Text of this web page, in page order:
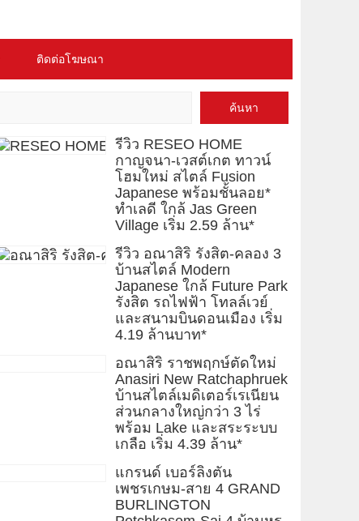
ติดต่อโฆษณา
ค้นหา
รีวิว RESEO HOME
กาญจนา-เวสต์เกต ทาวน์
โฮมใหม่ สไตล์ Fusion
Japanese พร้อมชั้นลอย*
ทำเลดี ใกล้ Jas Green
Village เริ่ม 2.59 ล้าน*
รีวิว อณาสิริ รังสิต-คลอง 3
บ้านสไตล์ Modern
Japanese ใกล้ Future Park
รังสิต รถไฟฟ้า โทลล์เวย์
และสนามบินดอนเมือง เริ่ม
4.19 ล้านบาท*
อณาสิริ ราชพฤกษ์ตัดใหม่
Anasiri New Ratchaphruek
บ้านสไตล์เมดิเตอร์เรเนียน
ส่วนกลางใหญ่กว่า 3 ไร่
พร้อม Lake และสระระบบ
เกลือ เริ่ม 4.39 ล้าน*
แกรนด์ เบอร์ลิงตัน
เพชรเกษม-สาย 4 GRAND
BURLINGTON